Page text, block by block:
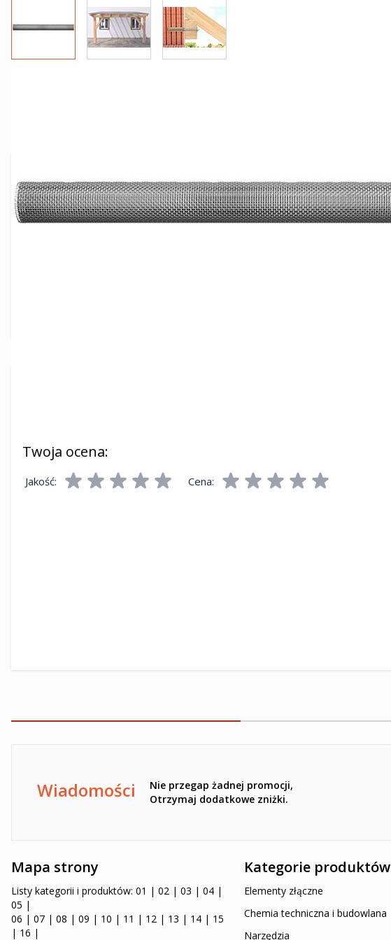
Kod producenta
50598
Produkt - Symbol SKU
FISCHER-50598
Twoja ocena:
Jakość: Cena:
Wiadomości
Nie przegap żadnej promocji,
Otrzymaj dodatkowe zniżki.
Ten formularz jest chroniony przez reCAPTCHA - Polityka prywatności Google
Mapa strony
Listy kategorii i produktów: 01 | 02 | 03 | 04 |
05 |
06 | 07 | 08 | 09 | 10 | 11 | 12 | 13 | 14 | 15
| 16 |
Kategorie produktów
Elementy złączne
Chemia techniczna i budowlana
Narzędzia